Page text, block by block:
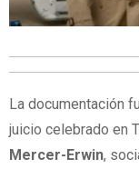
La documentación
juicio celebrado en
Mercer-Erwin,